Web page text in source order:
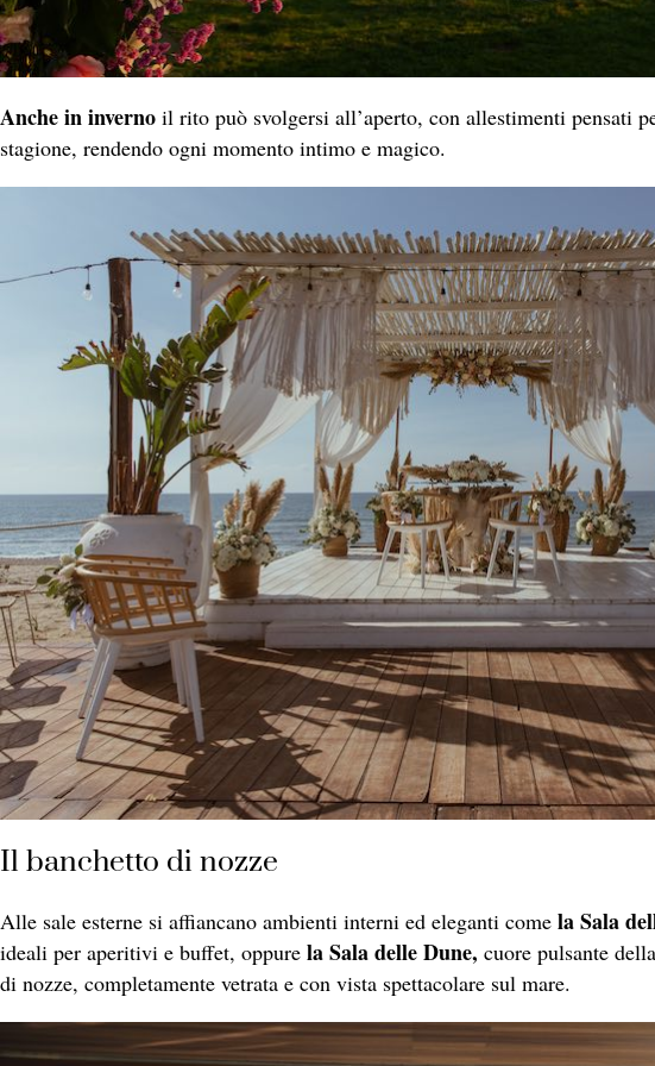
Anche in inverno il rito può svolgersi all’aperto, con allestimenti pensati
stagione, rendendo ogni momento intimo e magico.
Il banchetto di nozze
Alle sale esterne si affiancano ambienti interni ed eleganti come la Sala
ideali per aperitivi e buffet, oppure la Sala delle Dune, cuore pulsante
di nozze, completamente vetrata e con vista spettacolare sul mare.